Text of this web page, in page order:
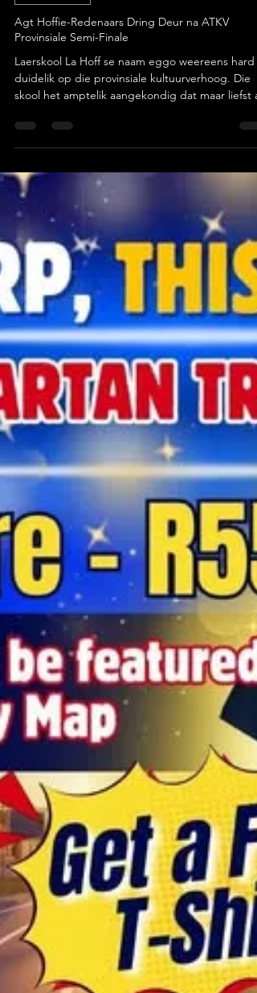
Klerksdorp
Agt Hoffie-Redenaars Dring Deur na ATKV
Provinsiale Semi-Finale
Laerskool La Hoff se naam eggo weereens hard
skool het amptelik aangekondig dat maar liefst
van hul top-redenaars deurgedring het na die
nasionale ATKV-Redenaarskompetisie. Foto:
Laerskool La Hoff Hierdie gesogte geleentheid
vind aanstaande Donderdag, 21 Mei 2026, by
Hoërskool Rustenburg plaas, waar die streek se
heel beste sprekers sake met die woord gaan
uitspook. Skerp Bre